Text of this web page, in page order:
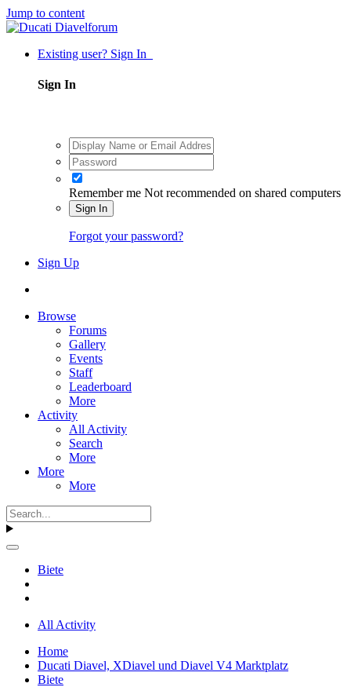
Jump to content
Existing user? Sign In
Sign In
Remember me Not recommended on shared computers
Sign In
Forgot your password?
Sign Up
Browse
Forums
Gallery
Events
Staff
Leaderboard
More
Activity
All Activity
Search
More
More
More
Biete
All Activity
Home
Ducati Diavel, XDiavel und Diavel V4 Marktplatz
Biete